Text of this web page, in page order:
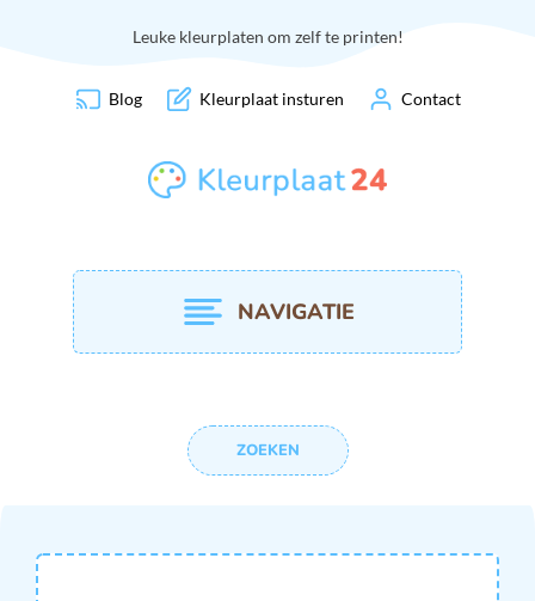
Leuke kleurplaten om zelf te printen!
Blog Kleurplaat insturen Contact
NAVIGATIE
ZOEKEN